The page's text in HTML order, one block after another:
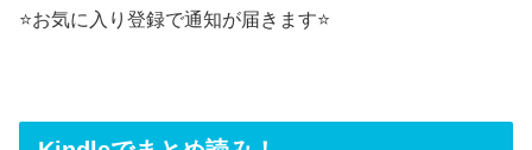
⭐️お気に入り登録で通知が届きます⭐️